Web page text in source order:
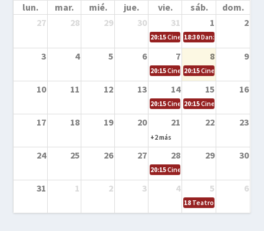
lun. mar. mié. jue. vie. sáb.
dom.
27
28 29 30 31 1 2
20:15Cine en la calle – Cómo
18:30Danza – Cita en el
3 4 5 6 7 8 9
20:15Cine en la calle – El niño y la
20:15Cine en la calle –
10 11 12 13 14 15 16
20:15Cine en la calle – Tortugas
20:15Cine en la calle –
17 18 19 20 21 22 23
+2 más
24 25 26 27 28 29 30
20:15Cine en el calle – Tintín y el
31 1 2 3 4 5 6
18 Teatro – Tres